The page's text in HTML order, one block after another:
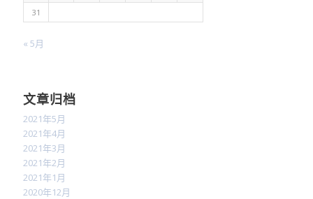
31
« 5月
文章归档
2021年5月
2021年4月
2021年3月
2021年2月
2021年1月
2020年12月